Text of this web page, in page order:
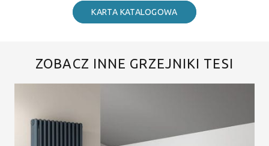
KARTA KATALOGOWA
ZOBACZ INNE GRZEJNIKI TESI